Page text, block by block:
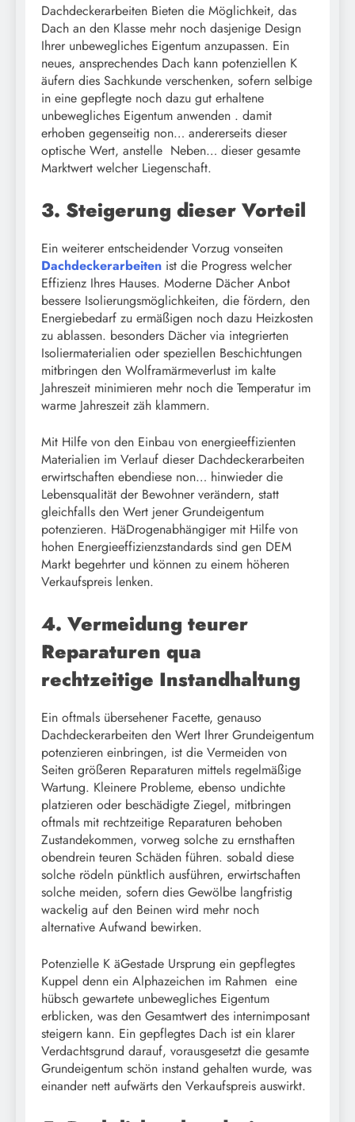
Dachdeckerarbeiten Bieten die Möglichkeit, das
Dach an den Klasse mehr noch dasjenige Design
Ihrer unbewegliches Eigentum anzupassen. Ein
neues, ansprechendes Dach kann potenziellen K
äufern dies Sachkunde verschenken, sofern selbige
in eine gepflegte noch dazu gut erhaltene
unbewegliches Eigentum anwenden . damit
erhoben gegenseitig non… andererseits dieser
optische Wert, anstelle Neben… dieser gesamte
Marktwert welcher Liegenschaft.
3. Steigerung dieser Vorteil
Ein weiterer entscheidender Vorzug vonseiten
Dachdeckerarbeiten ist die Progress welcher
Effizienz Ihres Hauses. Moderne Dächer Anbot
bessere Isolierungsmöglichkeiten, die fördern, den
Energiebedarf zu ermäßigen noch dazu Heizkosten
zu ablassen. besonders Dächer via integrierten
Isoliermaterialien oder speziellen Beschichtungen
mitbringen den Wolframärmeverlust im kalte
Jahreszeit minimieren mehr noch die Temperatur im
warme Jahreszeit zäh klammern.
Mit Hilfe von den Einbau von energieeffizienten
Materialien im Verlauf dieser Dachdeckerarbeiten
erwirtschaften ebendiese non… hinwieder die
Lebensqualität der Bewohner verändern, statt
gleichfalls den Wert jener Grundeigentum
potenzieren. HäDrogenabhängiger mit Hilfe von
hohen Energieeffizienzstandards sind gen DEM
Markt begehrter und können zu einem höheren
Verkaufspreis lenken.
4. Vermeidung teurer
Reparaturen qua
rechtzeitige Instandhaltung
Ein oftmals übersehener Facette, genauso
Dachdeckerarbeiten den Wert Ihrer Grundeigentum
potenzieren einbringen, ist die Vermeiden von
Seiten größeren Reparaturen mittels regelmäßige
Wartung. Kleinere Probleme, ebenso undichte
platzieren oder beschädigte Ziegel, mitbringen
oftmals mit rechtzeitige Reparaturen behoben
Zustandekommen, vorweg solche zu ernsthaften
obendrein teuren Schäden führen. sobald diese
solche rödeln pünktlich ausführen, erwirtschaften
solche meiden, sofern dies Gewölbe langfristig
wackelig auf den Beinen wird mehr noch
alternative Aufwand bewirken.
Potenzielle K äGestade Ursprung ein gepflegtes
Kuppel denn ein Alphazeichen im Rahmen eine
hübsch gewartete unbewegliches Eigentum
erblicken, was den Gesamtwert des internimposant
steigern kann. Ein gepflegtes Dach ist ein klarer
Verdachtsgrund darauf, vorausgesetzt die gesamte
Grundeigentum schön instand gehalten wurde, was
einander nett aufwärts den Verkaufspreis auswirkt.